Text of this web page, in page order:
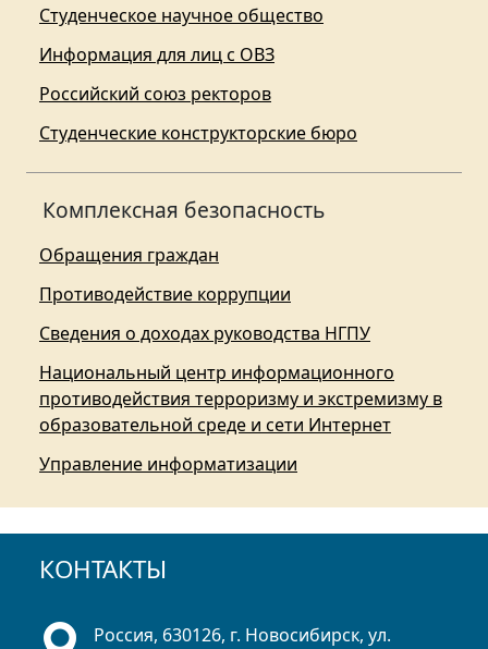
Студенческое научное общество
Информация для лиц с ОВЗ
Российский союз ректоров
Студенческие конструкторские бюро
Комплексная безопасность
Обращения граждан
Противодействие коррупции
Сведения о доходах руководства НГПУ
Национальный центр информационного
противодействия терроризму и экстремизму в
образовательной среде и сети Интернет
Управление информатизации
КОНТАКТЫ
Россия, 630126, г. Новосибирск, ул.